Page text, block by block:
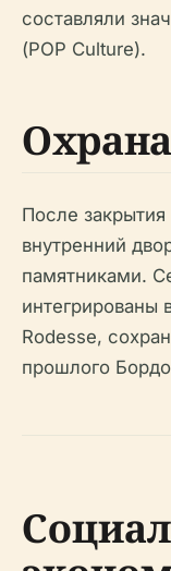
составляли
(POP Culture).
После
внутренний
памятниками.
интегрированы
Rodesse,
прошлого